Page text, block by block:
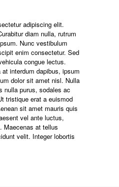
adipiscing elit.
diam nulla, rutrum
Nunc vestibulum
enim consectetur. Sed
congue lectus.
interdum dapibus, ipsum
dolor sit amet nisl. Nulla
nulla purus, sodales ac
tristique erat a euismod
sit amet mauris quis
vel ante luctus,
Maecenas at tellus
velit. Integer lobortis